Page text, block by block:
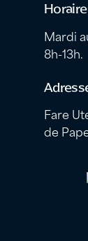
Mardi
8h-13h.
Fare
de